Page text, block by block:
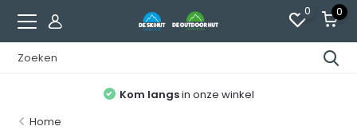
0 0
Kom langsin onze winkel
Home